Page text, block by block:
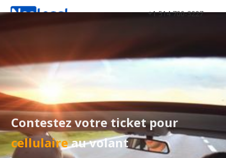
+1 514 700-3227
Contestez votre ticket pour
cellulaireau volant